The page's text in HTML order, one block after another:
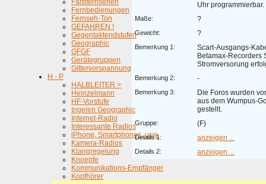
Farbfernsehen
Fernbedienungen
Fernseh-Ton
GEFAHREN !
Gegentaktendstufen
Geographic
GFGF
Gerätegruppen
Gittervorspannung
H - P
HALBLEITER >
Heinzelmann
HF-Vorstufe
Ingelen Geographic
Internet-Radio
Interessante Radios
iPhone, Smartphones, usw.
Kamera-Radios
Klangregelung
Knoepfe
Kommunikations-Empfänger
Kopfhörer
Uhr programmierbar.
Maße: ?
Gewicht: ?
Bemerkung 1:
Scart-Ausgangs-
Betamax-Recorders
Stromversorung
Bemerkung 2: -
Bemerkung 3:
Die Foros wurden
aus dem Wumpus-
gestellt.
Gruppe: (F)
Details 1: anzeigen ...
Details 2: anzeigen ...